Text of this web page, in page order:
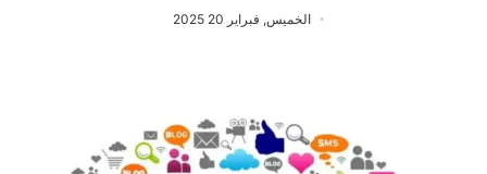
الخميس, فبراير 20 2025